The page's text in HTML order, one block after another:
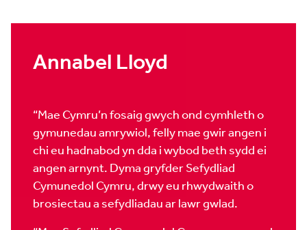
Annabel Lloyd
“Mae Cymru’n fosaig gwych ond cymhleth o
gymunedau amrywiol, felly mae gwir angen i
chi eu hadnabod yn dda i wybod beth sydd ei
angen arnynt. Dyma gryfder Sefydliad
Cymunedol Cymru, drwy eu rhwydwaith o
brosiectau a sefydliadau ar lawr gwlad.